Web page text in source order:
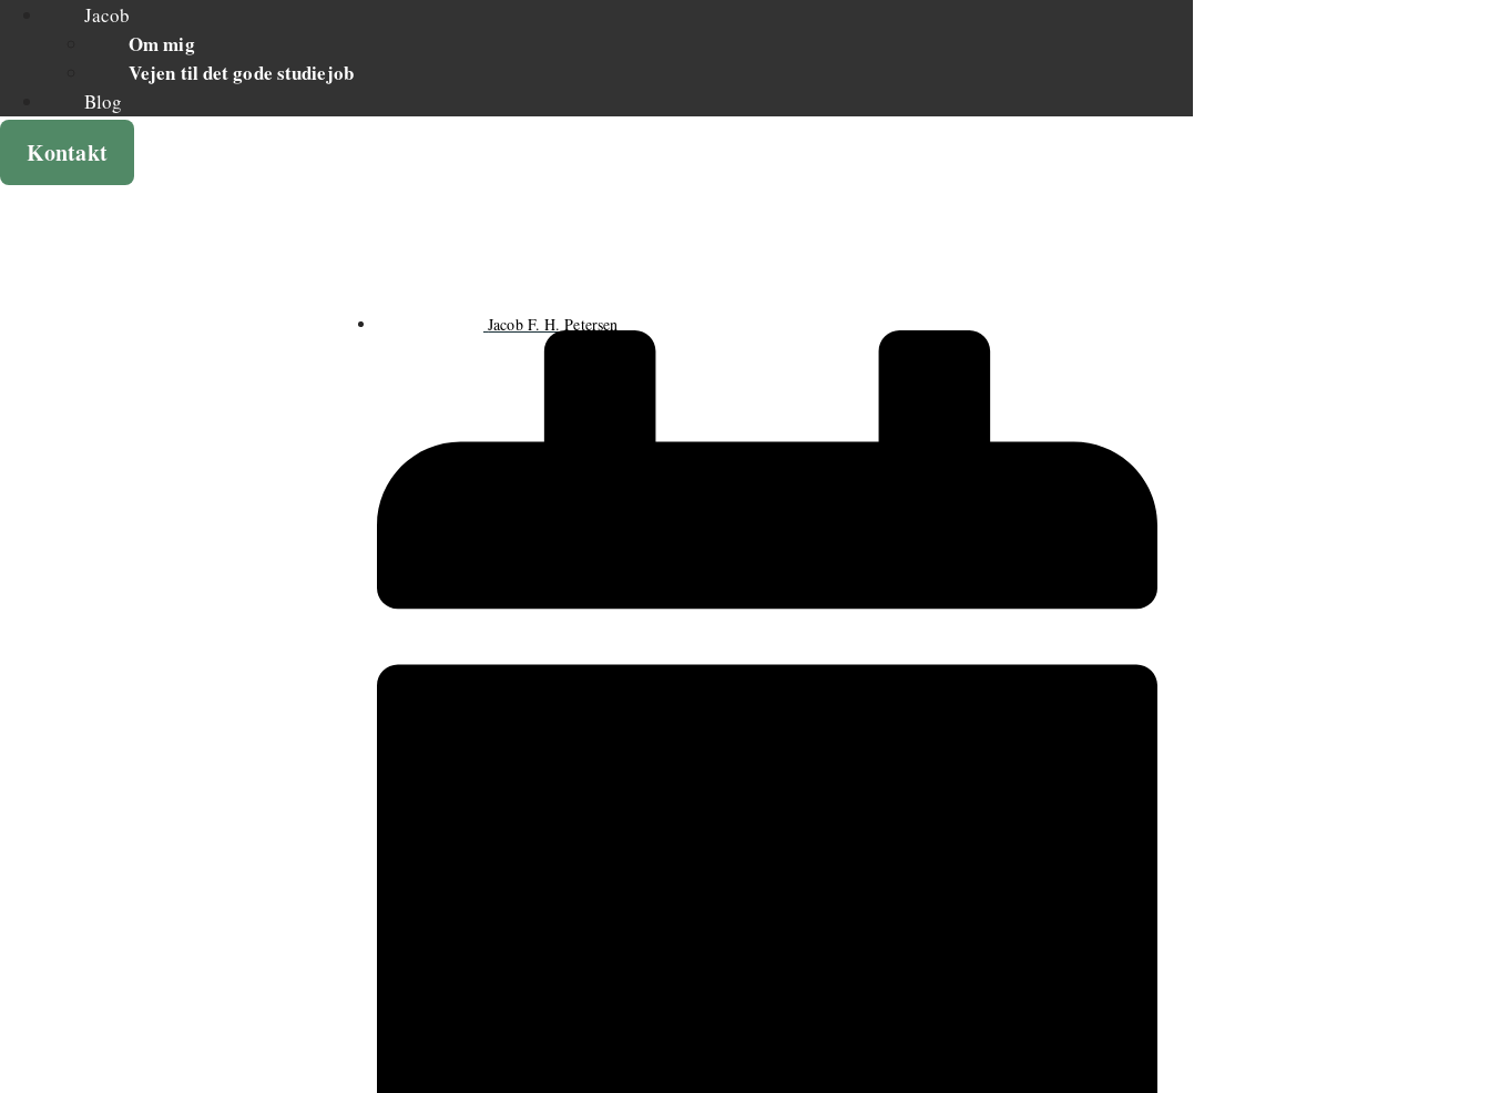
Jacob
Om mig
Vejen til det gode studiejob
Blog
Kontakt
Jacob F. H. Petersen